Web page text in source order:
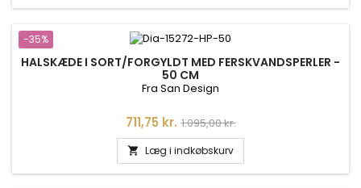
-35%
HALSKÆDE I SORT/FORGYLDT MED FERSKVANDSPERLER -
50 CM
Fra San Design
Pris
711,75 kr. Normalpris
1.095,00 kr.
 Læg i indkøbskurv